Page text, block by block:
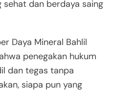
dan berdaya saing
Daya Mineral Bahlil
penegakan hukum
dan tegas tanpa
siapa pun yang